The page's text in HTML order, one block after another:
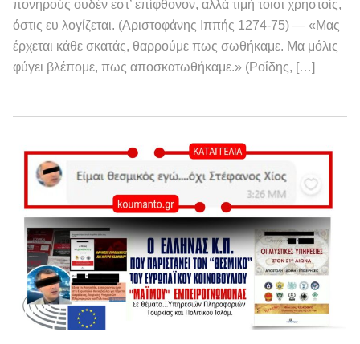
πονηρούς ουδέν εστ’ επίφθονον, αλλά τιμή τοισι χρηστοίς,
όστις ευ λογίζεται. (Αριστοφάνης Ιππής 1274-75) — «Μας
έρχεται κάθε σκατάς, θαρρούμε πως σωθήκαμε. Μα μόλις
φύγει βλέπομε, πως αποσκατωθήκαμε.» (Ροΐδης, […]